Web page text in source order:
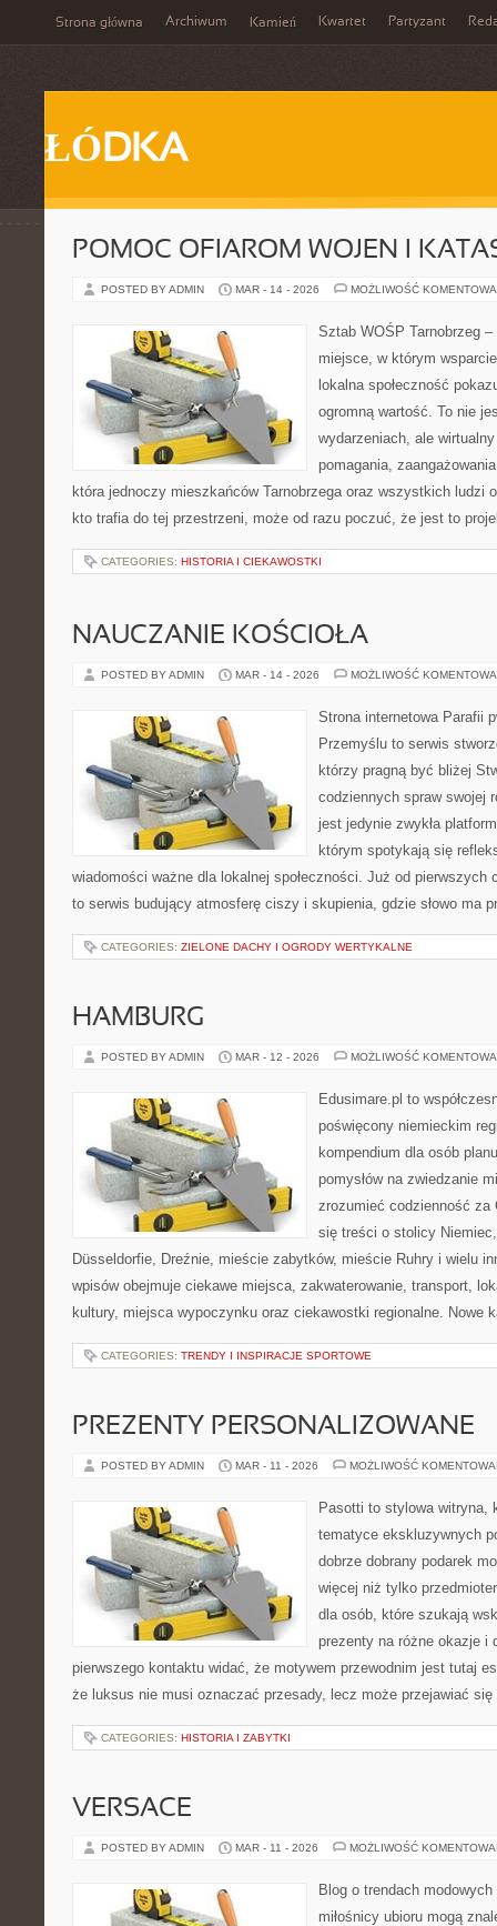
Strona główna Archiwum Kamień Kwartet Partyzant
ŁÓDKA
POMOC OFIAROM WOJEN I
POSTED BY ADMIN MAR - 14 - 2026 MOŻLIWOŚĆ
Sztab WOŚP Tarnobrzeg
miejsce, w którym
lokalna społeczność
ogromną wartość. To nie
wydarzeniach, ale
pomagania,
która jednoczy mieszkańców Tarnobrzega oraz wszystkich ludzi
kto trafia do tej przestrzeni, może od razu poczuć, że jest to
CATEGORIES: HISTORIA I CIEKAWOSTKI
NAUCZANIE KOŚCIOŁA
POSTED BY ADMIN MAR - 14 - 2026 MOŻLIWOŚĆ
Strona internetowa Parafii
Przemyślu to serwis
którzy pragną być bliżej
codziennych spraw swojej
jest jedynie zwykła
którym spotykają się
wiadomości ważne dla lokalnej społeczności. Już od pierwszych
to serwis budujący atmosferę ciszy i skupienia, gdzie słowo ma
CATEGORIES: ZIELONE DACHY I OGRODY WERTYKALNE
HAMBURG
POSTED BY ADMIN MAR - 12 - 2026 MOŻLIWOŚĆ
Edusimare.pl to
poświęcony niemieckim
kompendium dla osób
pomysłów na zwiedzanie
zrozumieć codzienność za
się treści o stolicy
Düsseldorfie, Dreźnie, mieście zabytków, mieście Ruhry i wielu
wpisów obejmuje ciekawe miejsca, zakwaterowanie, transport,
kultury, miejsca wypoczynku oraz ciekawostki regionalne. Nowe
CATEGORIES: TRENDY I INSPIRACJE SPORTOWE
PREZENTY PERSONALIZOWANE
POSTED BY ADMIN MAR - 11 - 2026 MOŻLIWOŚĆ
Pasotti to stylowa witryna,
tematyce ekskluzywnych
dobrze dobrany podarek
więcej niż tylko
dla osób, które szukają
prezenty na różne okazje i
pierwszego kontaktu widać, że motywem przewodnim jest tutaj
że luksus nie musi oznaczać przesady, lecz może przejawiać
CATEGORIES: HISTORIA I ZABYTKI
VERSACE
POSTED BY ADMIN MAR - 11 - 2026 MOŻLIWOŚĆ
Blog o trendach
miłośnicy ubioru mogą